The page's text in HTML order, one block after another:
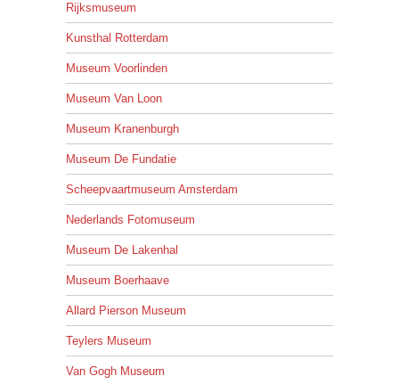
Rijksmuseum
Kunsthal Rotterdam
Museum Voorlinden
Museum Van Loon
Museum Kranenburgh
Museum De Fundatie
Scheepvaartmuseum Amsterdam
Nederlands Fotomuseum
Museum De Lakenhal
Museum Boerhaave
Allard Pierson Museum
Teylers Museum
Van Gogh Museum